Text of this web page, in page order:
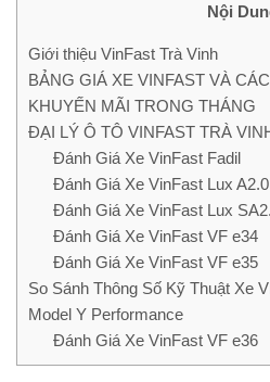
Nội
Giới thiệu VinFast Trà Vinh
BẢNG GIÁ XE VINFAST VÀ
KHUYẾN MÃI TRONG THÁNG
ĐẠI LÝ Ô TÔ VINFAST TRÀ
Đánh Giá Xe VinFast Fadil
Đánh Giá Xe VinFast Lux A2.0
Đánh Giá Xe VinFast Lux
Đánh Giá Xe VinFast VF e34
Đánh Giá Xe VinFast VF e35
So Sánh Thông Số Kỹ Thuật Xe
Model Y Performance
Đánh Giá Xe VinFast VF e36